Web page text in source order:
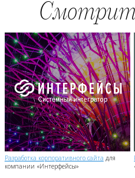
Разработка корпоративного сайта для
компании «Интерфейсы»